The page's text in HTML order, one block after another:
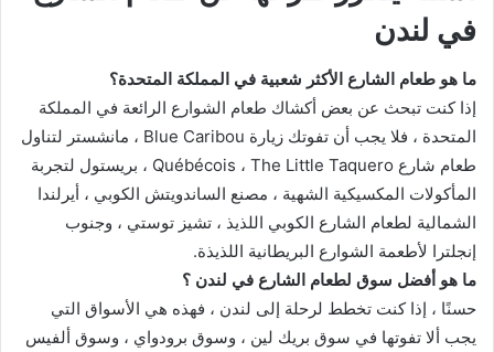
في لندن
ما هو طعام الشارع الأكثر شعبية في المملكة المتحدة؟
إذا كنت تبحث عن بعض أكشاك طعام الشوارع الرائعة في المملكة
المتحدة ، فلا يجب أن تفوتك زيارة Blue Caribou ، مانشستر لتناول
طعام شارع Québécois ، The Little Taquero ، بريستول لتجربة
المأكولات المكسيكية الشهية ، مصنع الساندويتش الكوبي ، أيرلندا
الشمالية لطعام الشارع الكوبي اللذيذ ، تشيز توستي ، وجنوب
إنجلترا لأطعمة الشوارع البريطانية اللذيذة.
ما هو أفضل سوق لطعام الشارع في لندن ؟
حسنًا ، إذا كنت تخطط لرحلة إلى لندن ، فهذه هي الأسواق التي
يجب ألا تفوتها في سوق بريك لين ، وسوق برودواي ، وسوق ألفيس